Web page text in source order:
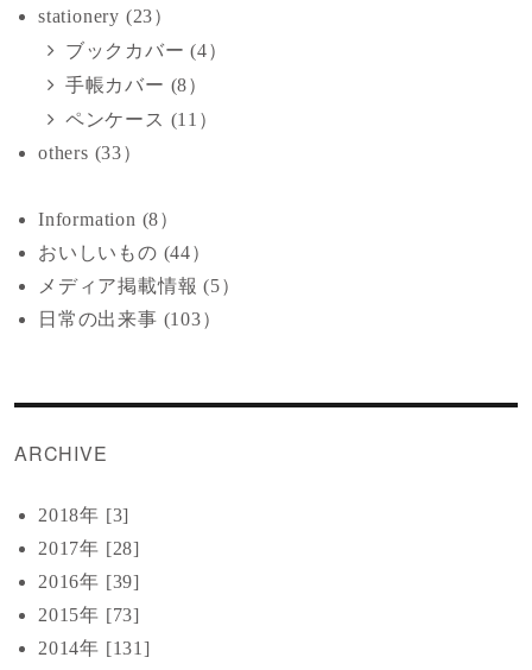
stationery (23）
ブックカバー (4）
手帳カバー (8）
ペンケース (11）
others (33）
Information (8）
おいしいもの (44）
メディア掲載情報 (5）
日常の出来事 (103）
ARCHIVE
2018年 [3]
2017年 [28]
2016年 [39]
2015年 [73]
2014年 [131]